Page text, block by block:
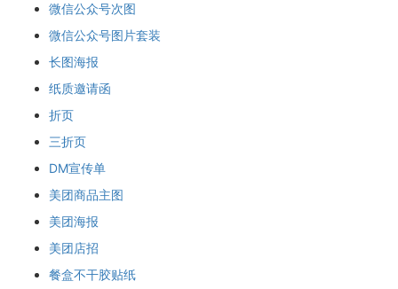
微信公众号次图
微信公众号图片套装
长图海报
纸质邀请函
折页
三折页
DM宣传单
美团商品主图
美团海报
美团店招
餐盒不干胶贴纸